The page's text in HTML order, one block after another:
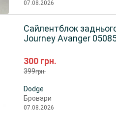
07.08.2026
300 грн.
399грн.
Сайлентблок
Journey Avanger
Dodge
Бровари
07.08.2026